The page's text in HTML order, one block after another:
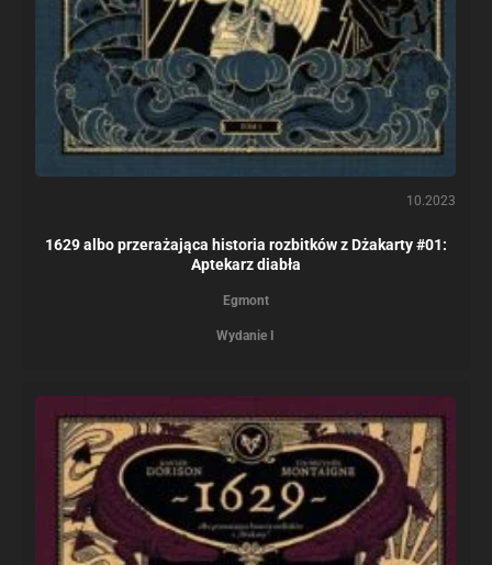
10.2023
1629 albo przerażająca historia rozbitków z Dżakarty #01:
Aptekarz diabła
Egmont
Wydanie I